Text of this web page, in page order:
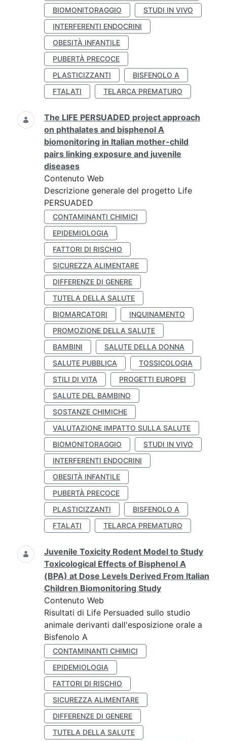
BIOMONITORAGGIO
STUDI IN VIVO
INTERFERENTI ENDOCRINI
OBESITÀ INFANTILE
PUBERTÀ PRECOCE
PLASTICIZZANTI
BISFENOLO A
FTALATI
TELARCA PREMATURO
The LIFE PERSUADED project approach
on phthalates and bisphenol A
biomonitoring in Italian mother-child
pairs linking exposure and juvenile
diseases
Contenuto Web
Descrizione generale del progetto Life
PERSUADED
CONTAMINANTI CHIMICI
EPIDEMIOLOGIA
FATTORI DI RISCHIO
SICUREZZA ALIMENTARE
DIFFERENZE DI GENERE
TUTELA DELLA SALUTE
BIOMARCATORI
INQUINAMENTO
PROMOZIONE DELLA SALUTE
BAMBINI
SALUTE DELLA DONNA
SALUTE PUBBLICA
TOSSICOLOGIA
STILI DI VITA
PROGETTI EUROPEI
SALUTE DEL BAMBINO
SOSTANZE CHIMICHE
VALUTAZIONE IMPATTO SULLA SALUTE
BIOMONITORAGGIO
STUDI IN VIVO
INTERFERENTI ENDOCRINI
OBESITÀ INFANTILE
PUBERTÀ PRECOCE
PLASTICIZZANTI
BISFENOLO A
FTALATI
TELARCA PREMATURO
Juvenile Toxicity Rodent Model to Study
Toxicological Effects of Bisphenol A
(BPA) at Dose Levels Derived From Italian
Children Biomonitoring Study
Contenuto Web
Risultati di Life Persuaded sullo studio
animale derivanti dall'esposizione orale a
Bisfenolo A
CONTAMINANTI CHIMICI
EPIDEMIOLOGIA
FATTORI DI RISCHIO
SICUREZZA ALIMENTARE
DIFFERENZE DI GENERE
TUTELA DELLA SALUTE